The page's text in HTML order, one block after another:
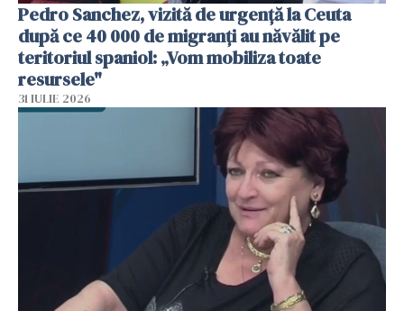
Pedro Sanchez, vizită de urgență la Ceuta
după ce 40 000 de migranți au năvălit pe
teritoriul spaniol: „Vom mobiliza toate
resursele"
31 IULIE 2026